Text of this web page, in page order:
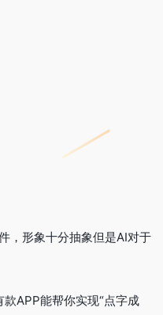
，形象十分抽象但是AI对于
APP能帮你实现“点字成